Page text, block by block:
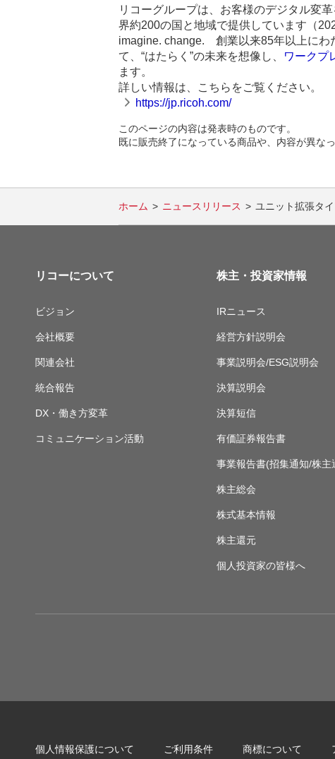
リコーグループは、お客様のデジタル変
界約200の国と地域で提供しています（
imagine. change. 創業以来85年以上にわ
て、“はたらく”の未来を想像し、
ワークプ
ます。
詳しい情報は、こちらをご覧ください。
https://jp.ricoh.com/
このページの内容は発表時のものです。
既に販売終了になっている商品や、内容が異な
ホーム ニュースリリース ユニット拡張タ
リコーについて
ビジョン
会社概要
関連会社
統合報告
DX・働き方変革
コミュニケーション活動
株主・投資家情報
IRニュース
経営方針説明会
事業説明会/ESG説明会
決算説明会
決算短信
有価証券報告書
事業報告書(招集通知/株主
株主総会
株式基本情報
株主還元
個人投資家の皆様へ
個人情報保護について ご利用条件 商標について